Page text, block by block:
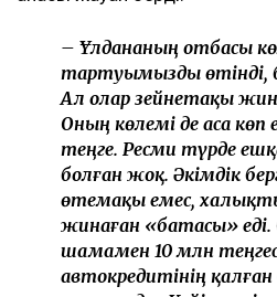
Әлеуметтік желіде қызу
– Әділеттің отбасы мен
арасындағы қаржыға
марқұмның зейнетақы жинағын
болғаннан кейін берілген 20
қалған деген ақпарат тарады.
Бұл мәселеге сұхбат кезінде
анасы жауап берді.